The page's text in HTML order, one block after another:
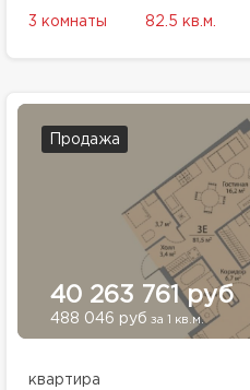
3 комнаты 82.5 кв.м.
Продажа
40 263 761 руб
488 046 руб за 1 кв.м.
квартира